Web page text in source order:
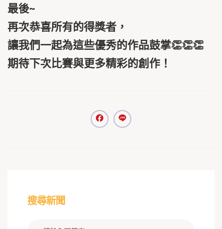
最後~
再次恭喜所有的得獎者，
讓我們一起為這些優秀的作品鼓掌👏👏👏
期待下次比賽與更多精彩的創作！
Facebook
Line
搜尋新聞